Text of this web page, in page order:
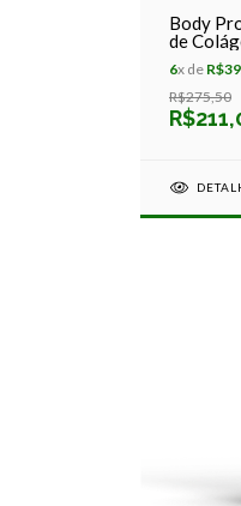
Body
de
6x de
R$275,50